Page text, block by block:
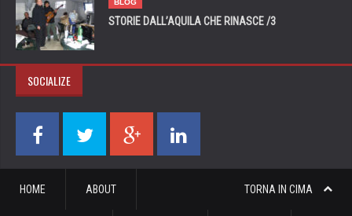
BLOG
STORIE DALL’AQUILA CHE RINASCE /3
SOCIALIZE
TORNA IN CIMA
HOME ABOUT